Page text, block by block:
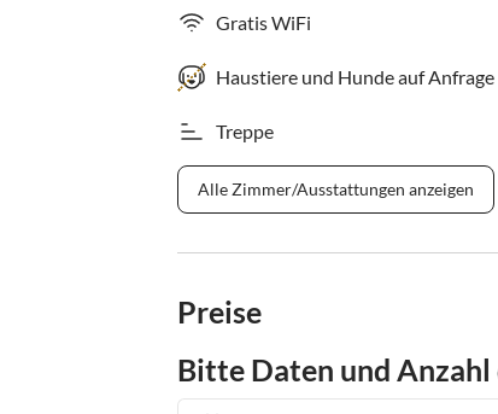
Gratis WiFi
Haustiere und Hunde auf Anfrage
Treppe
Alle Zimmer/Ausstattungen anzeigen
Preise
Bitte Daten und Anzahl